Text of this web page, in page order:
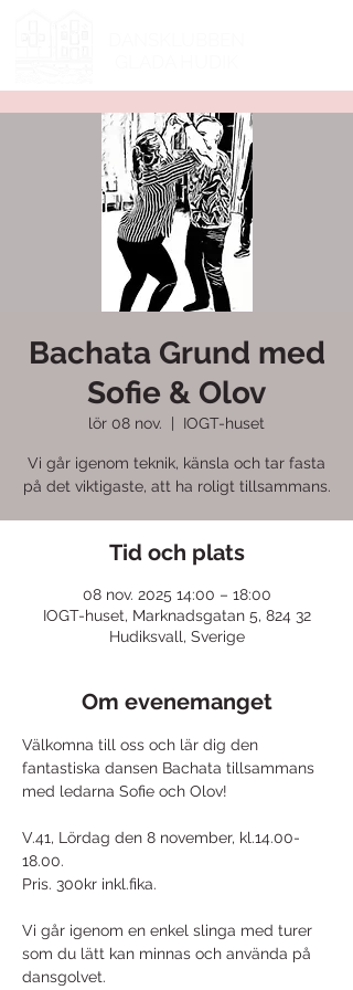
Bachata Grund med
Sofie & Olov
lör 08 nov. IOGT-huset
Vi går igenom teknik, känsla och tar fasta
på det viktigaste, att ha roligt tillsammans.
Tid och plats
08 nov. 2025 14:00 – 18:00
IOGT-huset, Marknadsgatan 5, 824 32
Hudiksvall, Sverige
Om evenemanget
Välkomna till oss och lär dig den
fantastiska dansen Bachata tillsammans
med ledarna Sofie och Olov!
V.41, Lördag den 8 november, kl.14.00-
18.00.
Pris. 300kr inkl.fika.
Vi går igenom en enkel slinga med turer
som du lätt kan minnas och använda på
dansgolvet.